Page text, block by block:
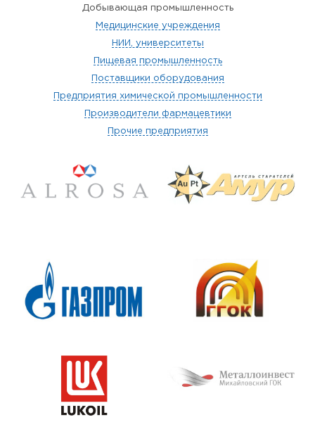
Добывающая промышленность
Медицинские учреждения
НИИ, университеты
Пищевая промышленность
Поставщики оборудования
Предприятия химической промышленности
Производители фармацевтики
Прочие предприятия